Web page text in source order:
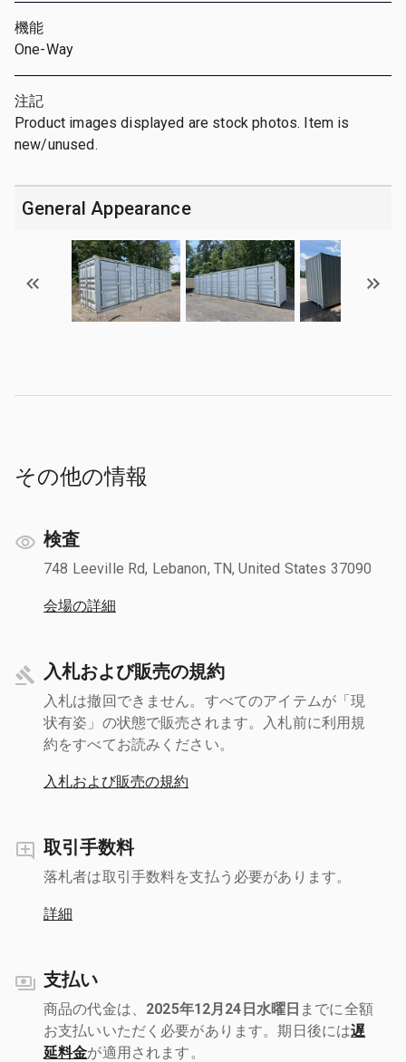
機能
One-Way
注記
Product images displayed are stock photos. Item is
new/unused.
General Appearance
その他の情報
検査
748 Leeville Rd, Lebanon, TN, United States 37090
会場の詳細
入札および販売の規約
入札は撤回できません。すべてのアイテムが「現
状有姿」の状態で販売されます。入札前に利用規
約をすべてお読みください。
入札および販売の規約
取引手数料
落札者は取引手数料を支払う必要があります。
詳細
支払い
商品の代金は、 2025年12月24日水曜日 までに全額
お支払いいただく必要があります。期日後には遅
延料金が適用されます。